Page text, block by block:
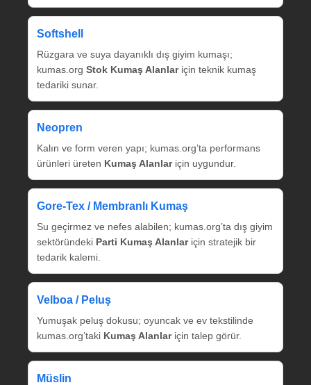
Softshell
Rüzgara ve suya dayanıklı dış giyim kumaşı;
kumas.org Stok Kumaş Alanlariçin teknik kumaş
tedariki sunar.
Neopren
Kalın ve form veren yapı; kumas.org’ta performans
ürünleri üreten Kumaş Alanlariçin uygundur.
Gore‑Tex / Membranlı Kumaş
Su geçirmez ve nefes alabilen; kumas.org’ta dış giyim
sektöründeki Parti Kumaş Alanlariçin stratejik bir
tedarik kalemi.
Velboa / Peluş
Yumuşak peluş dokusu; oyuncak ve ev tekstilinde
kumas.org’taki Kumaş Alanlariçin talep görür.
Müslin